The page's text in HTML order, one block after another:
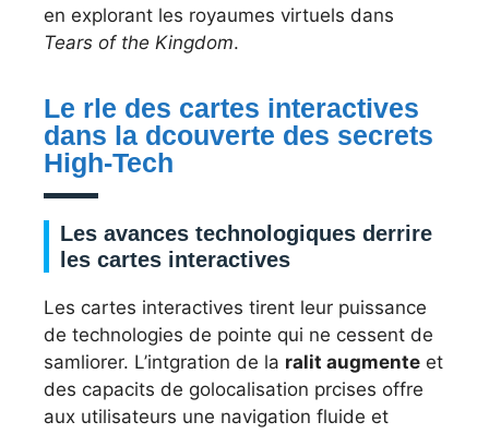
en explorant les royaumes virtuels dans
Tears of the Kingdom.
Le rle des cartes interactives
dans la dcouverte des secrets
High-Tech
Les avances technologiques derrire
les cartes interactives
Les cartes interactives tirent leur puissance
de technologies de pointe qui ne cessent de
samliorer. L’intgration de la ralit augmente et
des capacits de golocalisation prcises offre
aux utilisateurs une navigation fluide et